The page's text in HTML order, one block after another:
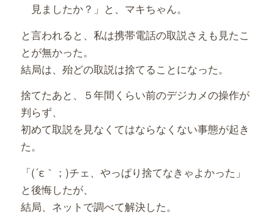
見ましたか？」と、マキちゃん。
と言われると、私は携帯電話の取説さえも見たこ
とが無かった。
結局は、殆どの取説は捨てることになった。
捨てたあと、５年間くらい前のデジカメの操作が
判らず、
初めて取説を見なくてはならなくない事態が起き
た。
「(´ε｀；)チェ、やっぱり捨てなきゃよかった」
と後悔したが、
結局、ネットで調べて解決した。